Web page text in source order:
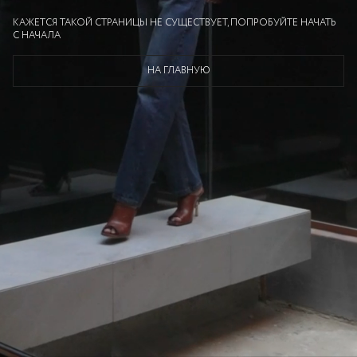
КАЖЕТСЯ ТАКОЙ СТРАНИЦЫ НЕ СУЩЕСТВУЕТ, ПОПРОБУЙТЕ НАЧАТЬ
С НАЧАЛА
НА ГЛАВНУЮ